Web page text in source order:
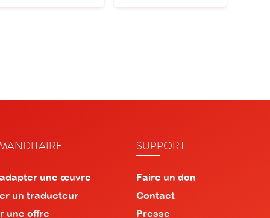
une œuvre
un traducteur
une offre
SUPPORT
Faire un don
Contact
Presse